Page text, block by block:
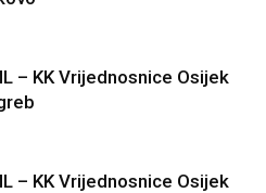
– KK Vrijednosnice Osijek
– KK Vrijednosnice Osijek